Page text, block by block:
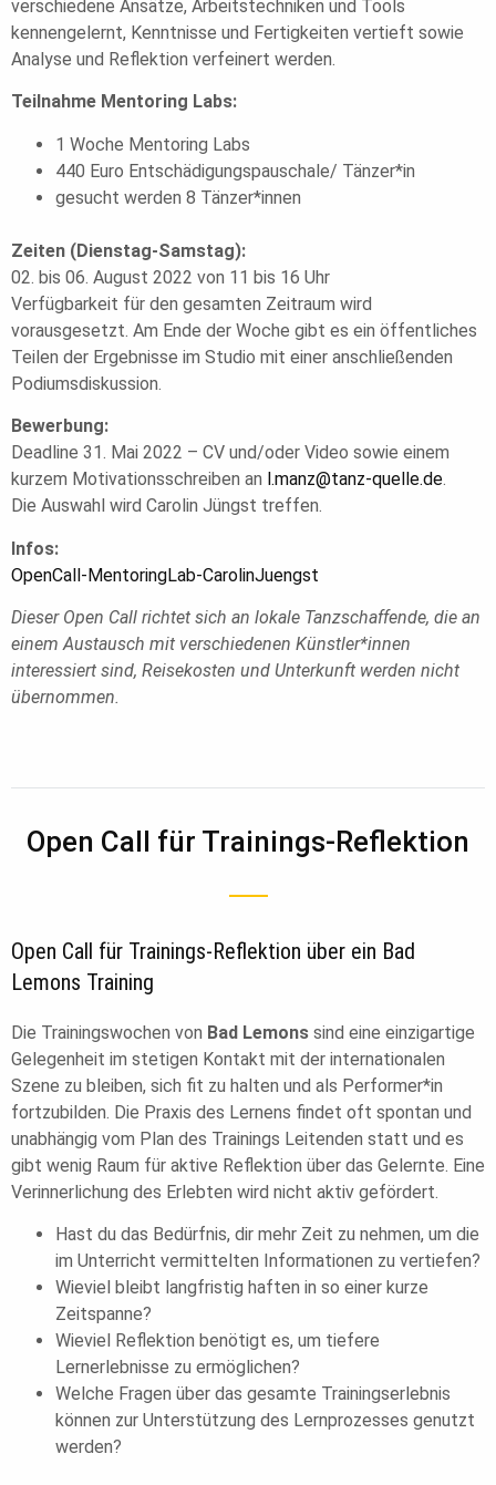
verschiedene Ansätze, Arbeitstechniken und Tools
kennengelernt, Kenntnisse und Fertigkeiten vertieft sowie
Analyse und Reflektion verfeinert werden.
Teilnahme Mentoring Labs:
1 Woche Mentoring Labs
440 Euro Entschädigungspauschale/ Tänzer*in
gesucht werden 8 Tänzer*innen
Zeiten (Dienstag-Samstag):
02. bis 06. August 2022 von 11 bis 16 Uhr
Verfügbarkeit für den gesamten Zeitraum wird
vorausgesetzt. Am Ende der Woche gibt es ein öffentliches
Teilen der Ergebnisse im Studio mit einer anschließenden
Podiumsdiskussion.
Bewerbung:
Deadline 31. Mai 2022 – CV und/oder Video sowie einem
kurzem Motivationsschreiben an l.manz@tanz-quelle.de.
Die Auswahl wird Carolin Jüngst treffen.
Infos:
OpenCall-MentoringLab-CarolinJuengst
Dieser Open Call richtet sich an lokale Tanzschaffende, die an
einem Austausch mit verschiedenen Künstler*innen
interessiert sind, Reisekosten und Unterkunft werden nicht
übernommen.
Open Call für Trainings-Reflektion
Open Call für Trainings-Reflektion über ein Bad
Lemons Training
Die Trainingswochen von Bad Lemons sind eine einzigartige
Gelegenheit im stetigen Kontakt mit der internationalen
Szene zu bleiben, sich fit zu halten und als Performer*in
fortzubilden. Die Praxis des Lernens findet oft spontan und
unabhängig vom Plan des Trainings Leitenden statt und es
gibt wenig Raum für aktive Reflektion über das Gelernte. Eine
Verinnerlichung des Erlebten wird nicht aktiv gefördert.
Hast du das Bedürfnis, dir mehr Zeit zu nehmen, um die
im Unterricht vermittelten Informationen zu vertiefen?
Wieviel bleibt langfristig haften in so einer kurze
Zeitspanne?
Wieviel Reflektion benötigt es, um tiefere
Lernerlebnisse zu ermöglichen?
Welche Fragen über das gesamte Trainingserlebnis
können zur Unterstützung des Lernprozesses genutzt
werden?